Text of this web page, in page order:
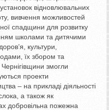
відновлювальних
вивчення можливостей
спадщини для розвитку
школами та дитячими
культури,
їх збором та
змогли
проекти
– на прикладі діяльності
а також як
добровільна пожежна